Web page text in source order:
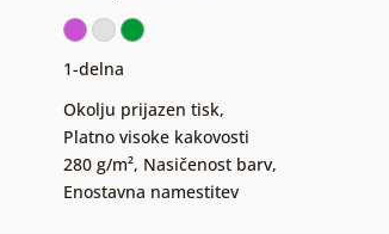
1-delna
Okolju prijazen tisk,
Platno visoke kakovosti
280 g/m², Nasičenost barv,
Enostavna namestitev